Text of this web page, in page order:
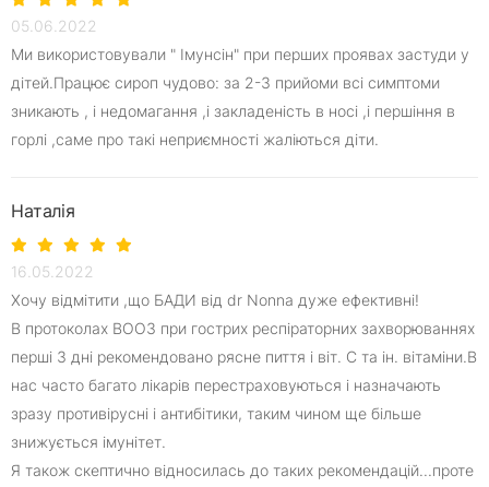
05.06.2022
Ми використовували " Імунсін" при перших проявах застуди у
дітей.Працює сироп чудово: за 2-3 прийоми всі симптоми
зникають , і недомагання ,і закладеність в носі ,і першіння в
горлі ,саме про такі неприємності жаліються діти.
Наталія
16.05.2022
Хочу відмітити ,що БАДИ від dr Nonna дуже ефективні!
В протоколах ВООЗ при гострих респіраторних захворюваннях
перші 3 дні рекомендовано рясне пиття і віт. С та ін. вітаміни.В
нас часто багато лікарів перестраховуються і назначають
зразу противірусні і антибітики, таким чином ще більше
знижується імунітет.
Я також скептично відносилась до таких рекомендацій...проте